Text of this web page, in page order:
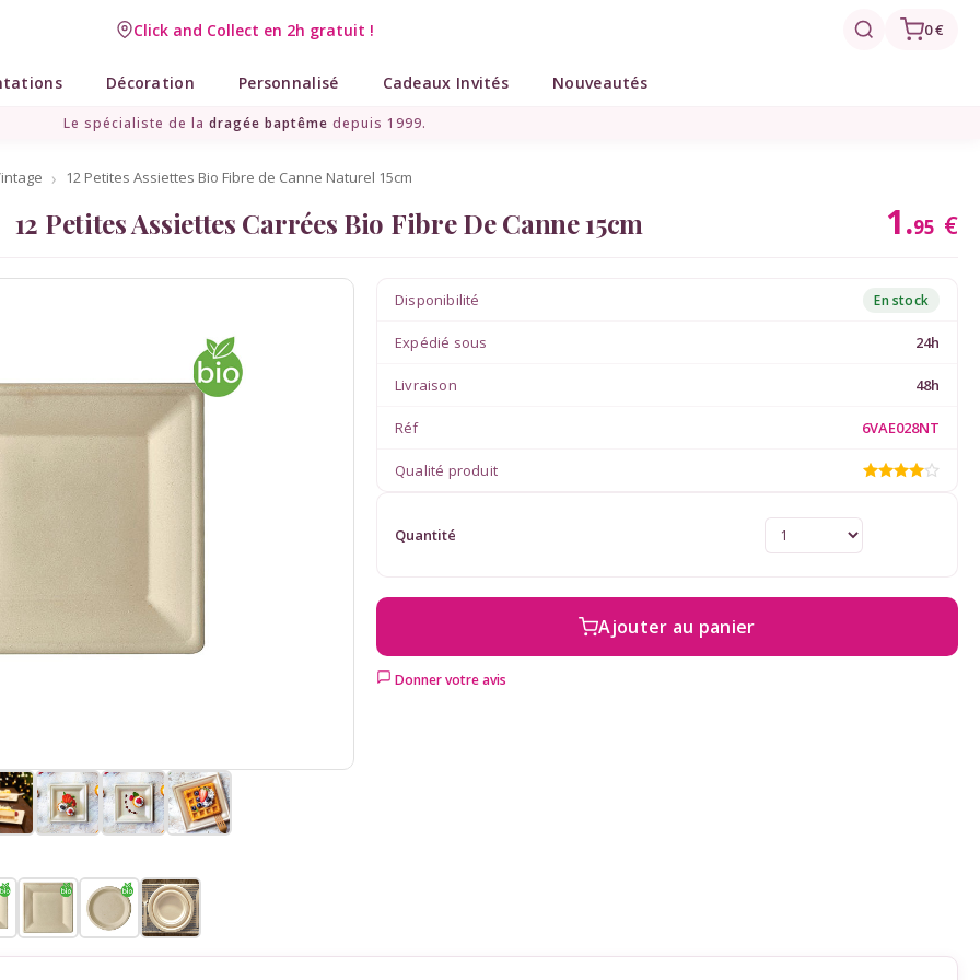
Click and Collect en 2h gratuit !
Livraison point relais gratuit dès 89 € ! 0 €
Décoration Personnalisé Cadeaux Invités Nouveautés
Le spécialiste de la dragée baptême depuis 1999.
12 Petites Assiettes Bio Fibre de Canne Naturel 15cm
12 Petites Assiettes Carrées Bio Fibre De Canne 15cm 1.95 €
Disponibilité En stock
Expédié sous 24h
Livraison 48h
Réf 6VAE028NT
Qualité produit
Quantité
Ajouter au panier
Donner votre avis